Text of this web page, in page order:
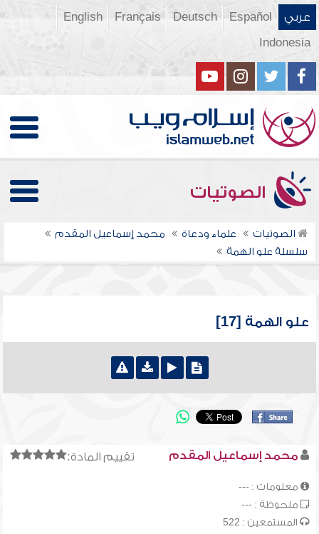
عربي Español
Deutsch
Français
English
Indonesia
الصوتيات
الصوتيات علماء ودعاة
محمد إسماعيل المقدم
سلسلة علو الهمة
علو الهمة [17]
تقييم المادة: محمد إسماعيل المقدم
معلومات : ---
ملحوظة : ---
المستمعين : 522